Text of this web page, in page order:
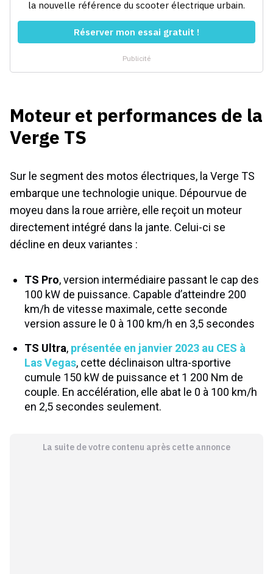
Moteur et performances de la
Verge TS
Sur le segment des motos électriques, la Verge TS
embarque une technologie unique. Dépourvue de
moyeu dans la roue arrière, elle reçoit un moteur
directement intégré dans la jante. Celui-ci se
décline en deux variantes :
TS Pro, version intermédiaire passant le cap des
100 kW de puissance. Capable d’atteindre 200
km/h de vitesse maximale, cette seconde
version assure le 0 à 100 km/h en 3,5 secondes
TS Ultra, présentée en janvier 2023 au CES à
Las Vegas, cette déclinaison ultra-sportive
cumule 150 kW de puissance et 1 200 Nm de
couple. En accélération, elle abat le 0 à 100 km/h
en 2,5 secondes seulement.
La suite de votre contenu après cette annonce